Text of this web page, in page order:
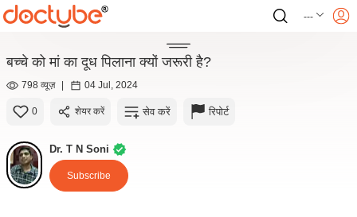
---
बच्चे को मां का दूध पिलाना क्यों जरूरी है?
798 व्यूज़ | 04 Jul, 2024
0 शेयर करें सेव करें रिपोर्ट
Dr. T N Soni
Subscribe